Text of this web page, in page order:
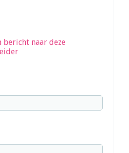
naar deze